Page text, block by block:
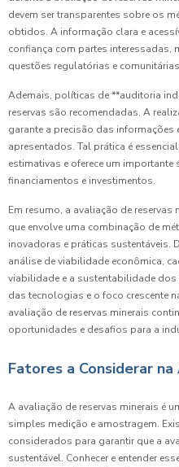
devem ser transparentes sobre os
obtidos. A informação clara e
confiança com partes
questões regulatórias e
Ademais, políticas de **auditoria
reservas são recomendadas. A
garante a precisão das
apresentados. Tal prática é
estimativas e oferece um
financiamentos e investimentos.
Em resumo, a avaliação de
que envolve uma combinação de
inovadoras e práticas sustentáveis.
análise de viabilidade econômica,
viabilidade e a sustentabilidade
das tecnologias e o foco crescente
avaliação de reservas minerais
oportunidades e desafios para a
Fatores a Considerar na
A avaliação de reservas minerais é
simples medição e amostragem.
considerados para garantir que a
sustentável. Conhecer e entender